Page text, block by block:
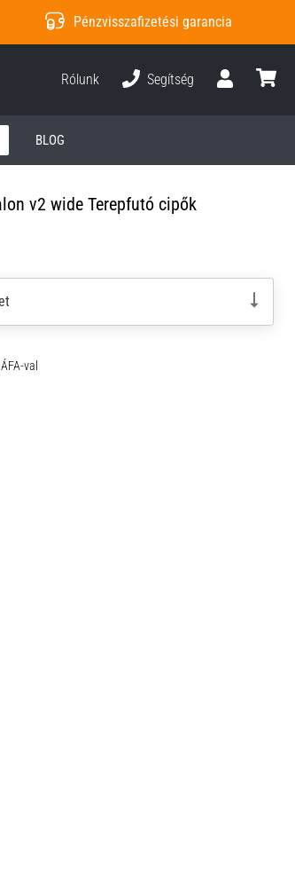
Pénzvisszafizetési garancia
Rólunk
Segítség
BLOG
v2 wide Terepfutó cipők
ÁFA-val